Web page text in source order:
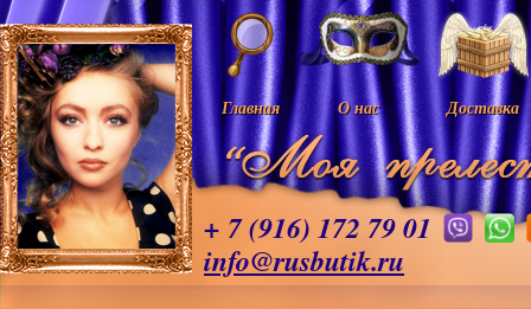
Главная О нас Доставка
+ 7 (916) 172 79 01
info@rusbutik.ru